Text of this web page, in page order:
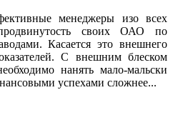
менеджеры изо всех
своих ОАО по
Касается это внешнего
С внешним блеском
нанять мало-мальски
успехами сложнее...